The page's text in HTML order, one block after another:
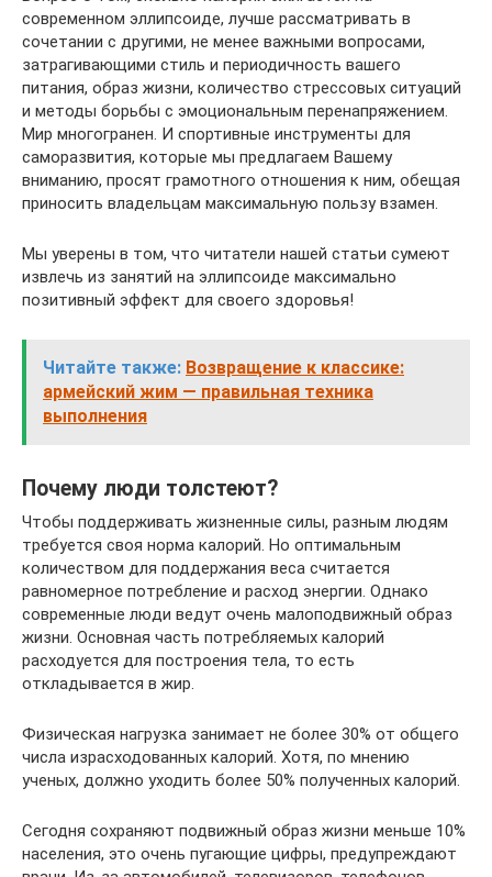
современном эллипсоиде, лучше рассматривать в
сочетании с другими, не менее важными вопросами,
затрагивающими стиль и периодичность вашего
питания, образ жизни, количество стрессовых ситуаций
и методы борьбы с эмоциональным перенапряжением.
Мир многогранен. И спортивные инструменты для
саморазвития, которые мы предлагаем Вашему
вниманию, просят грамотного отношения к ним, обещая
приносить владельцам максимальную пользу взамен.
Мы уверены в том, что читатели нашей статьи сумеют
извлечь из занятий на эллипсоиде максимально
позитивный эффект для своего здоровья!
Читайте также: Возвращение к классике:
армейский жим — правильная техника
выполнения
Почему люди толстеют?
Чтобы поддерживать жизненные силы, разным людям
требуется своя норма калорий. Но оптимальным
количеством для поддержания веса считается
равномерное потребление и расход энергии. Однако
современные люди ведут очень малоподвижный образ
жизни. Основная часть потребляемых калорий
расходуется для построения тела, то есть
откладывается в жир.
Физическая нагрузка занимает не более 30% от общего
числа израсходованных калорий. Хотя, по мнению
ученых, должно уходить более 50% полученных калорий.
Сегодня сохраняют подвижный образ жизни меньше 10%
населения, это очень пугающие цифры, предупреждают